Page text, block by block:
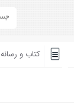
کتاب و رسانه